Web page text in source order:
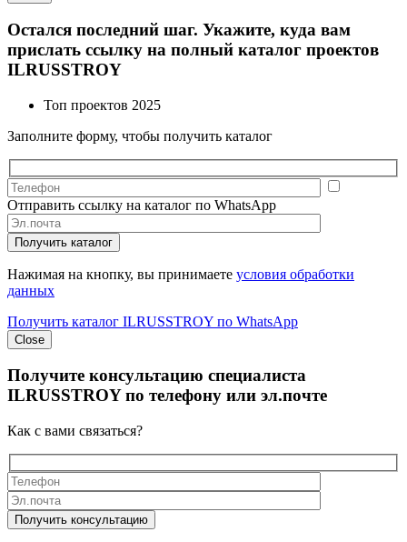
Остался последний шаг. Укажите, куда вам
прислать ссылку на полный каталог проектов
ILRUSSTROY
Топ проектов 2025
Заполните форму, чтобы получить каталог
Отправить ссылку на каталог по WhatsApp
Получить каталог
Нажимая на кнопку, вы принимаете условия обработки
данных
Получить каталог ILRUSSTROY по WhatsApp
Close
Получите консультацию специалиста
ILRUSSTROYпо телефону или эл.почте
Как с вами связаться?
Получить консультацию